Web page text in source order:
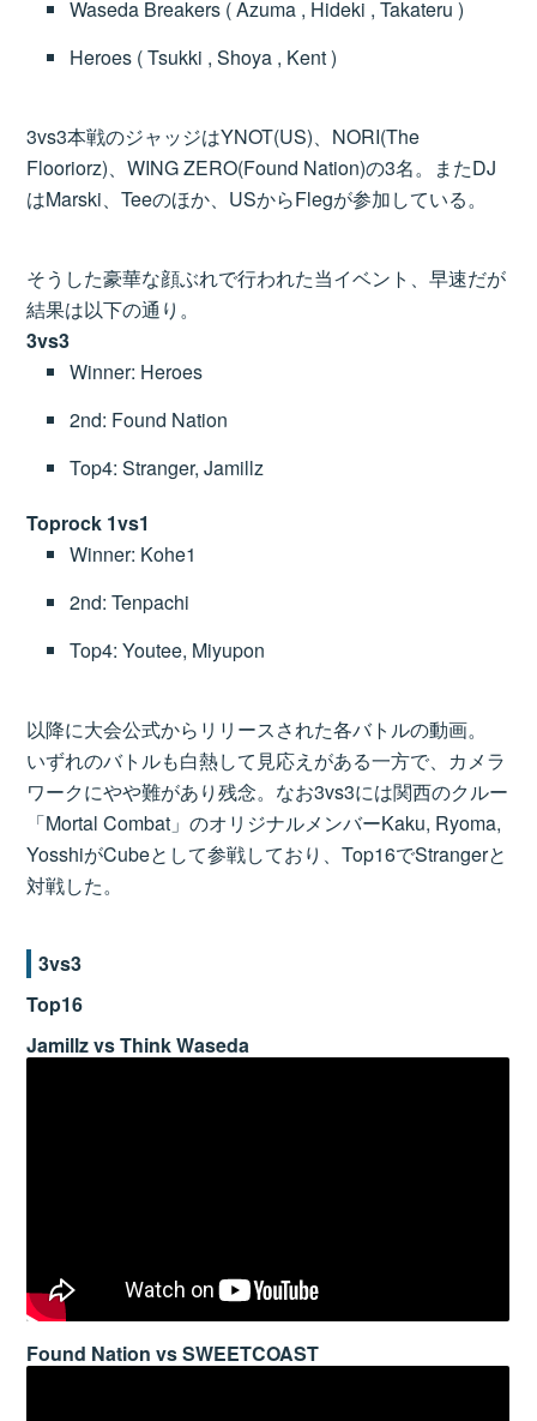
Waseda Breakers ( Azuma , Hideki , Takateru )
Heroes ( Tsukki , Shoya , Kent )
3vs3本戦のジャッジはYNOT(US)、NORI(The
Flooriorz)、WING ZERO(Found Nation)の3名。またDJ
はMarski、Teeのほか、USからFlegが参加している。
そうした豪華な顔ぶれで行われた当イベント、早速だが
結果は以下の通り。
3vs3
Winner: Heroes
2nd: Found Nation
Top4: Stranger, Jamillz
Toprock 1vs1
Winner: Kohe1
2nd: Tenpachi
Top4: Youtee, Miyupon
以降に大会公式からリリースされた各バトルの動画。
いずれのバトルも白熱して見応えがある一方で、カメラ
ワークにやや難があり残念。なお3vs3には関西のクルー
「Mortal Combat」のオリジナルメンバーKaku, Ryoma,
YosshiがCubeとして参戦しており、Top16でStrangerと
対戦した。
3vs3
Top16
Jamillz vs Think Waseda
Found Nation vs SWEETCOAST